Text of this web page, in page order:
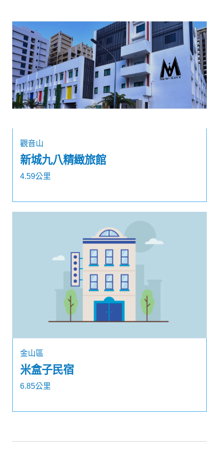
觀音山
新城九八精緻旅館
4.59公里
金山區
米盒子民宿
6.85公里